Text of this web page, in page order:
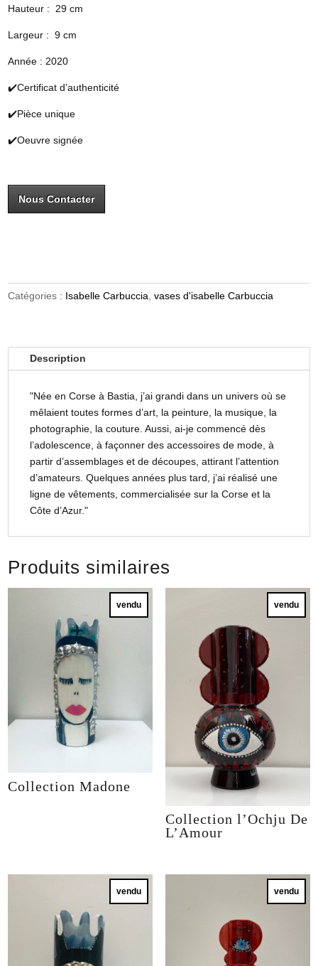
Hauteur : 29 cm
Largeur : 9 cm
Année : 2020
✔️Certificat d’authenticité
✔️Pièce unique
✔️Oeuvre signée
Nous Contacter
Catégories : Isabelle Carbuccia,vases d'isabelle Carbuccia
Description
"Née en Corse à Bastia, j’ai grandi dans un univers où se
mêlaient toutes formes d’art, la peinture, la musique, la
photographie, la couture. Aussi, ai-je commencé dès
l’adolescence, à façonner des accessoires de mode, à
partir d’assemblages et de découpes, attirant l’attention
d’amateurs. Quelques années plus tard, j’ai réalisé une
ligne de vêtements, commercialisée sur la Corse et la
Côte d’Azur."
Produits similaires
vendu
Collection Madone
vendu
Collection l’Ochju De
L’Amour
vendu vendu